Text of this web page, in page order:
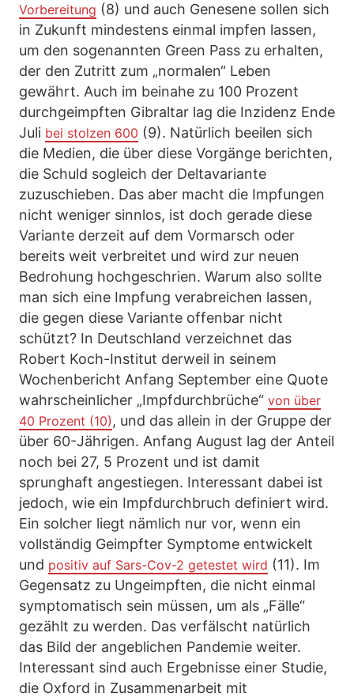
Vorbereitung (8) und auch Genesene sollen sich
in Zukunft mindestens einmal impfen lassen,
um den sogenannten Green Pass zu erhalten,
der den Zutritt zum „normalen“ Leben
gewährt. Auch im beinahe zu 100 Prozent
durchgeimpften Gibraltar lag die Inzidenz Ende
Juli bei stolzen 600 (9). Natürlich beeilen sich
die Medien, die über diese Vorgänge berichten,
die Schuld sogleich der Deltavariante
zuzuschieben. Das aber macht die Impfungen
nicht weniger sinnlos, ist doch gerade diese
Variante derzeit auf dem Vormarsch oder
bereits weit verbreitet und wird zur neuen
Bedrohung hochgeschrien. Warum also sollte
man sich eine Impfung verabreichen lassen,
die gegen diese Variante offenbar nicht
schützt? In Deutschland verzeichnet das
Robert Koch-Institut derweil in seinem
Wochenbericht Anfang September eine Quote
wahrscheinlicher „Impfdurchbrüche“ von über
40 Prozent (10) , und das allein in der Gruppe der
über 60-Jährigen. Anfang August lag der Anteil
noch bei 27, 5 Prozent und ist damit
sprunghaft angestiegen. Interessant dabei ist
jedoch, wie ein Impfdurchbruch definiert wird.
Ein solcher liegt nämlich nur vor, wenn ein
vollständig Geimpfter Symptome entwickelt
und positiv auf Sars-Cov-2 getestet wird (11). Im
Gegensatz zu Ungeimpften, die nicht einmal
symptomatisch sein müssen, um als „Fälle“
gezählt zu werden. Das verfälscht natürlich
das Bild der angeblichen Pandemie weiter.
Interessant sind auch Ergebnisse einer Studie,
die Oxford in Zusammenarbeit mit